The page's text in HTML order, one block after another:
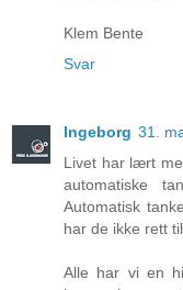
Klem Bente
Svar
Ingeborg 31.
Livet har lært
automatiske
Automatisk
har de ikke rett til.
Alle har vi en